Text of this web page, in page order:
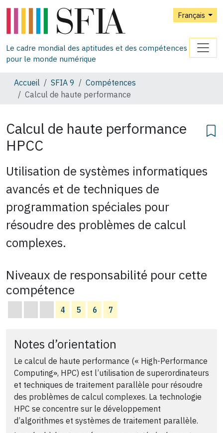
Français
Le cadre mondial des aptitudes et des compétences
pour le monde numérique
Accueil SFIA 9
Compétences
Calcul de haute performance
Calcul de haute performance
HPCC
Utilisation de systèmes informatiques
avancés et de techniques de
programmation spéciales pour
résoudre des problèmes de calcul
complexes.
Niveaux de responsabilité pour cette
compétence
4 5 6 7
Notes d’orientation
Le calcul de haute performance (« High-Performance
Computing», HPC) est l’utilisation de superordinateurs
et techniques de traitement parallèle pour résoudre
des problèmes de calcul complexes. La technologie
HPC se concentre sur le développement
d’algorithmes et systèmes de traitement parallèle.